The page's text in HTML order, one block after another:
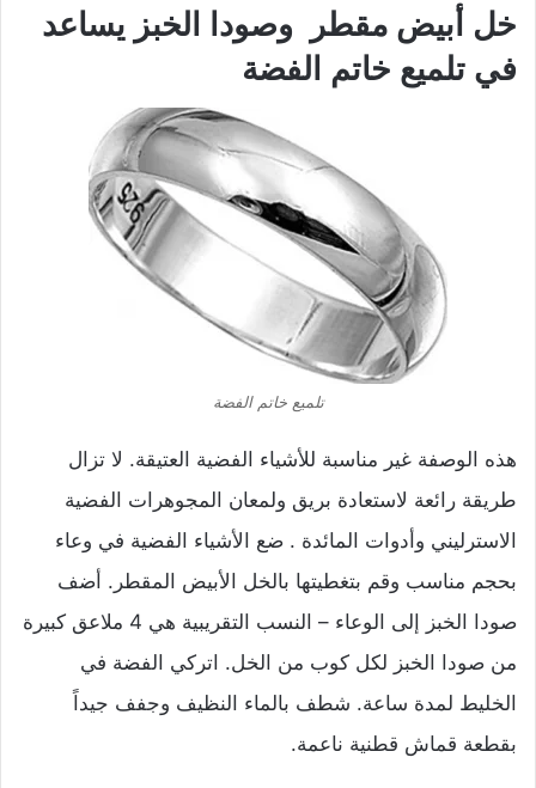
خل أبيض مقطر وصودا الخبز يساعد
في تلميع خاتم الفضة
تلميع خاتم الفضة
هذه الوصفة غير مناسبة للأشياء الفضية العتيقة. لا تزال
طريقة رائعة لاستعادة بريق ولمعان المجوهرات الفضية
الاسترليني وأدوات المائدة . ضع الأشياء الفضية في وعاء
بحجم مناسب وقم بتغطيتها بالخل الأبيض المقطر. أضف
صودا الخبز إلى الوعاء – النسب التقريبية هي 4 ملاعق كبيرة
من صودا الخبز لكل كوب من الخل. اتركي الفضة في
الخليط لمدة ساعة. شطف بالماء النظيف وجفف جيداً
بقطعة قماش قطنية ناعمة.